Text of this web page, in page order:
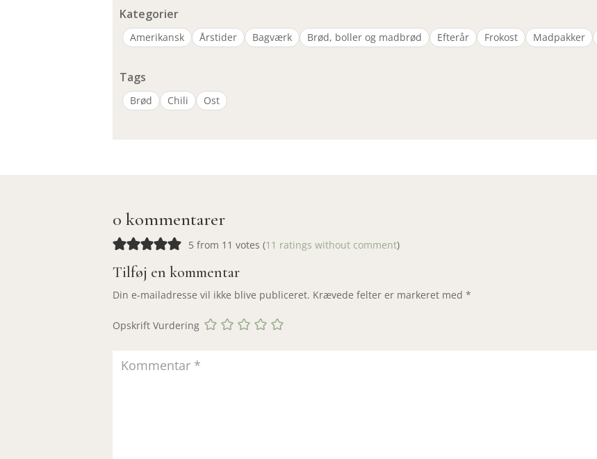
Kategorier
Amerikansk Årstider Bagværk Brød, boller og madbrød Efterår Frokost Madpakker
Tags
Brød Chili Ost
0 kommentarer
5 from 11 votes (11 ratings without comment)
Tilføj en kommentar
Din e-mailadresse vil ikke blive publiceret. Krævede felter er markeret med *
Opskrift Vurdering